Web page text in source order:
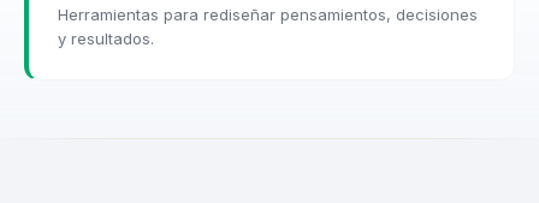
Herramientas para rediseñar pensamientos, decisiones
y resultados.